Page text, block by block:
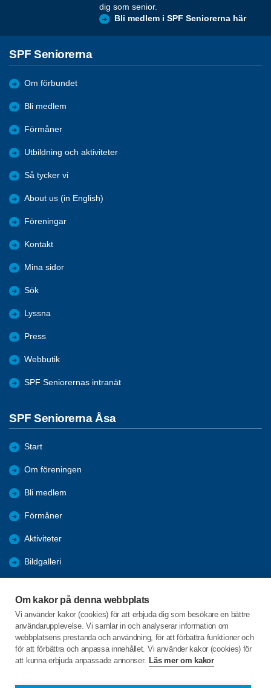
Om kakor på denna webbplats
Vi använder kakor (cookies) för att erbjuda dig som besökare en bättre
användarupplevelse. Vi samlar in och analyserar information om
webbplatsens prestanda och användning, för att förbättra funktioner och
för att förbättra och anpassa innehållet. Vi använder kakor (cookies) för
att kunna erbjuda anpassade annonser. Läs mer om kakor
dig som senior.
Bli medlem i SPF Seniorerna här
SPF Seniorerna
Om förbundet
Bli medlem
Förmåner
Utbildning och aktiviteter
Så tycker vi
About us (in English)
Föreningar
Kontakt
Mina sidor
Sök
Lyssna
Press
Webbutik
SPF Seniorernas intranät
SPF Seniorerna Åsa
Start
Om föreningen
Bli medlem
Förmåner
Aktiviteter
Bildgalleri
Månadsmöten
C/o:Rolf-Arne Ullaeus